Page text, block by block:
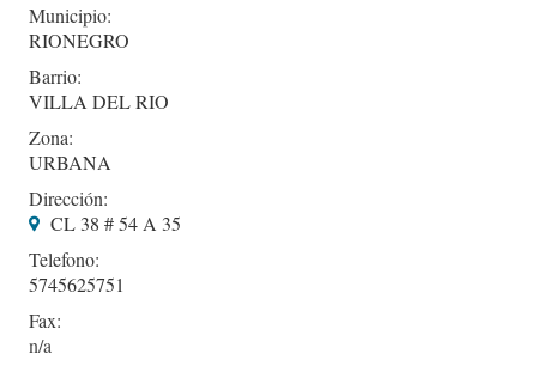
Municipio:
RIONEGRO
Barrio:
VILLA DEL RIO
Zona:
URBANA
Dirección:
CL 38 # 54 A 35
Telefono:
5745625751
Fax: